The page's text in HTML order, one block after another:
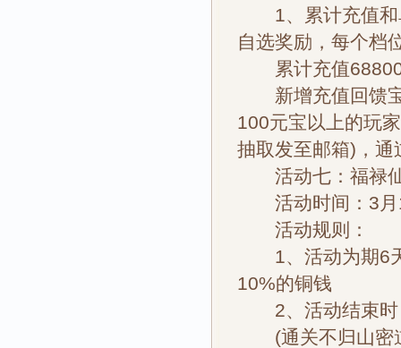
1、累计充值和
自选奖励，每个档
累计充值68800
新增充值回馈宝
100元宝以上的玩
抽取发至邮箱)，通
活动七：福禄
活动时间：3月
活动规则：
1、活动为期6天
10%的铜钱
2、活动结束时
(通关不归山密